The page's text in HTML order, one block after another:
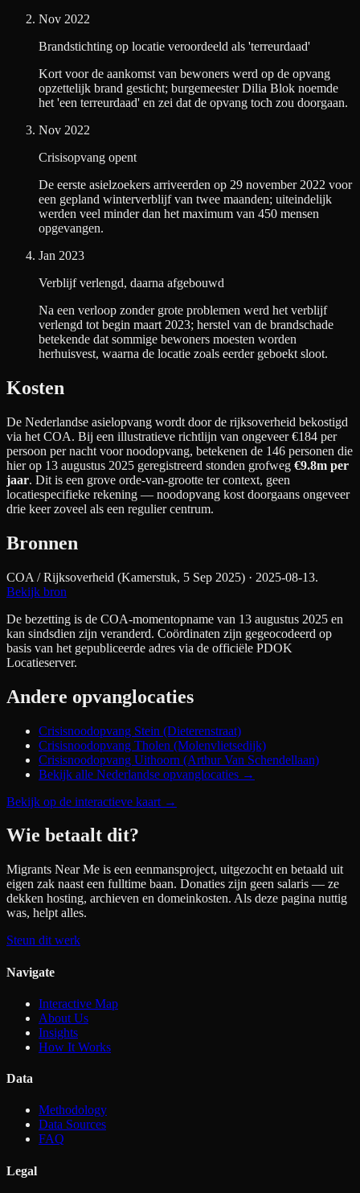
Nov 2022
Brandstichting op locatie veroordeeld als 'terreurdaad'
Kort voor de aankomst van bewoners werd op de opvang
opzettelijk brand gesticht; burgemeester Dilia Blok noemde
het 'een terreurdaad' en zei dat de opvang toch zou doorgaan.
Nov 2022
Crisisopvang opent
De eerste asielzoekers arriveerden op 29 november 2022 voor
een gepland winterverblijf van twee maanden; uiteindelijk
werden veel minder dan het maximum van 450 mensen
opgevangen.
Jan 2023
Verblijf verlengd, daarna afgebouwd
Na een verloop zonder grote problemen werd het verblijf
verlengd tot begin maart 2023; herstel van de brandschade
betekende dat sommige bewoners moesten worden
herhuisvest, waarna de locatie zoals eerder geboekt sloot.
Kosten
De Nederlandse asielopvang wordt door de rijksoverheid bekostigd
via het COA. Bij een illustratieve richtlijn van ongeveer €184 per
persoon per nacht voor noodopvang, betekenen de 146 personen die
hier op 13 augustus 2025 geregistreerd stonden grofweg €9.8m per
jaar. Dit is een grove orde-van-grootte ter context, geen
locatiespecifieke rekening — noodopvang kost doorgaans ongeveer
drie keer zoveel als een regulier centrum.
Bronnen
COA / Rijksoverheid (Kamerstuk, 5 Sep 2025) · 2025-08-13.
Bekijk bron
De bezetting is de COA-momentopname van 13 augustus 2025 en
kan sindsdien zijn veranderd. Coördinaten zijn gegeocodeerd op
basis van het gepubliceerde adres via de officiële PDOK
Locatieserver.
Andere opvanglocaties
Crisisnoodopvang Stein (Dieterenstraat)
Crisisnoodopvang Tholen (Molenvlietsedijk)
Crisisnoodopvang Uithoorn (Arthur Van Schendellaan)
Bekijk alle Nederlandse opvanglocaties →
Bekijk op de interactieve kaart →
Wie betaalt dit?
Migrants Near Me is een eenmansproject, uitgezocht en betaald uit
eigen zak naast een fulltime baan. Donaties zijn geen salaris — ze
dekken hosting, archieven en domeinkosten. Als deze pagina nuttig
was, helpt alles.
Steun dit werk
Navigate
Interactive Map
About Us
Insights
How It Works
Data
Methodology
Data Sources
FAQ
Legal